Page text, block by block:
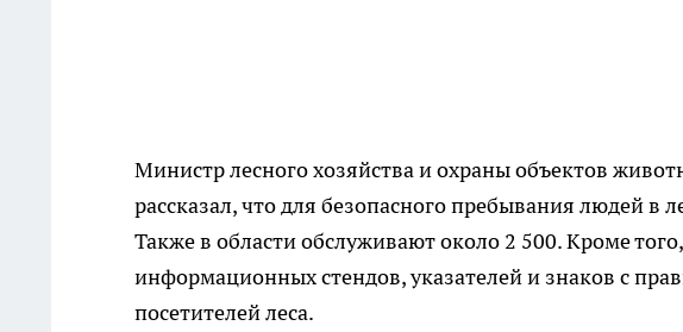
Министр лесного хозяйства и охраны объектов
рассказал, что для безопасного пребывания людей в
Также в области обслуживают около 2 500. Кроме
информационных стендов, указателей и знаков с
посетителей леса.